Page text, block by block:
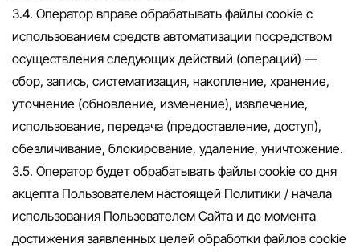
3.4. Оператор вправе обрабатывать файлы cookie с
использованием средств автоматизации посредством
осуществления следующих действий (операций) —
сбор, запись, систематизация, накопление, хранение,
уточнение (обновление, изменение), извлечение,
использование, передача (предоставление, доступ),
обезличивание, блокирование, удаление, уничтожение.
3.5. Оператор будет обрабатывать файлы cookie со дня
акцепта Пользователем настоящей Политики / начала
использования Пользователем Сайта и до момента
достижения заявленных целей обработки файлов cookie